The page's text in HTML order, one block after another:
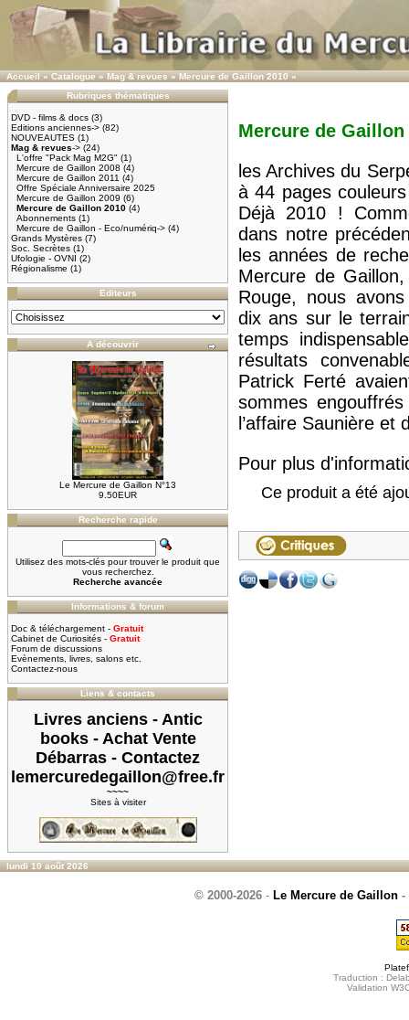
Accueil»Catalogue»Mag & revues»Mercure de Gaillon 2010»
Rubriques thématiques
DVD - films & docs (3)
Editions anciennes-> (82)
NOUVEAUTES (1)
Mag & revues-> (24)
L'offre "Pack Mag M2G" (1)
Mercure de Gaillon 2008 (4)
Mercure de Gaillon 2011 (4)
Offre Spéciale Anniversaire 2025
Mercure de Gaillon 2009 (6)
Mercure de Gaillon 2010 (4)
Abonnements (1)
Mercure de Gaillon - Eco/numériq-> (4)
Grands Mystères (7)
Soc. Secrètes (1)
Ufologie - OVNI (2)
Régionalisme (1)
Editeurs
A découvrir
Le Mercure de Gaillon N°13
9.50EUR
Recherche rapide
Utilisez des mots-clés pour trouver le produit que
vous recherchez.
Recherche avancée
Informations & forum
Doc & téléchargement - Gratuit
Cabinet de Curiosités - Gratuit
Forum de discussions
Evènements, livres, salons etc.
Contactez-nous
Liens & contacts
Livres anciens - Antic
books - Achat Vente
Débarras - Contactez
lemercuredegaillon@free.fr
~~~~
Sites à visiter
Mercure de Gaillon
les Archives du
à 44 pages
Déjà 2010 !
dans notre
les années de
Mercure de
Rouge, nous
dix ans sur le
temps
résultats
Patrick Ferté
sommes
l’affaire Saunière et
Pour plus
Ce produit a été
lundi 10 août 2026
© 2000-2026 - Le Mercure de Gaillon -
Traduction :
Validation